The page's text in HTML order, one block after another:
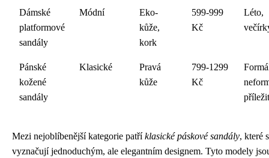
Dámské
platformové
sandály
Módní
Eko-
kůže,
kork
599-999
Kč
Léto,
Pánské
kožené
sandály
Klasické
Pravá
kůže
799-1299
Kč
Mezi nejoblíbenější kategorie patříklasické páskové sandály, které
vyznačují jednoduchým, ale elegantním designem. Tyto modely